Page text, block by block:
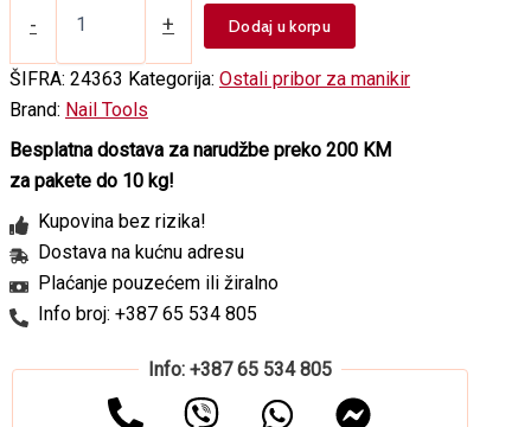
-
krivu
ASNCL2
38mm
količina
+ Dodaj u korpu
ŠIFRA: 24363 Kategorija: Ostali pribor za manikir
Brand: Nail Tools
Besplatna dostava za narudžbe preko 200 KM
za pakete do 10 kg!
Kupovina bez rizika!
Dostava na kućnu adresu
Plaćanje pouzećem ili žiralno
Info broj: +387 65 534 805
Info: +387 65 534 805